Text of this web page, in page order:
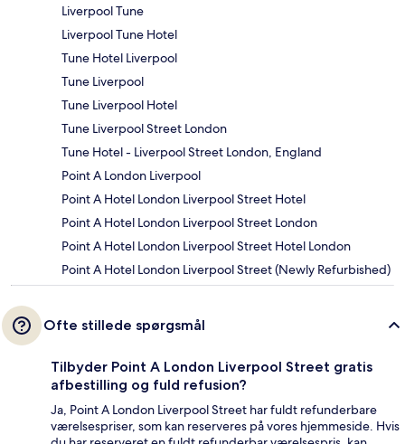
Liverpool Tune
Liverpool Tune Hotel
Tune Hotel Liverpool
Tune Liverpool
Tune Liverpool Hotel
Tune Liverpool Street London
Tune Hotel - Liverpool Street London, England
Point A London Liverpool
Point A Hotel London Liverpool Street Hotel
Point A Hotel London Liverpool Street London
Point A Hotel London Liverpool Street Hotel London
Point A Hotel London Liverpool Street (Newly Refurbished)
Ofte stillede spørgsmål
Tilbyder Point A London Liverpool Street gratis
afbestilling og fuld refusion?
Ja, Point A London Liverpool Street har fuldt refunderbare
værelsespriser, som kan reserveres på vores hjemmeside. Hvis